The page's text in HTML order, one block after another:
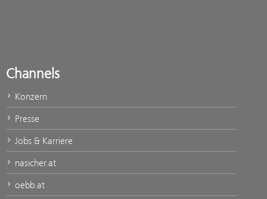
Channels
Konzern
Presse
Jobs & Karriere
nasicher.at
oebb.at